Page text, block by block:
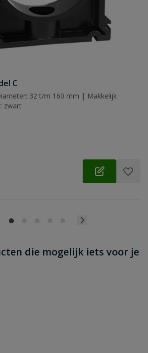
C
32 t/m 160 mm | Makkelijk
zwart
die mogelijk iets voor je